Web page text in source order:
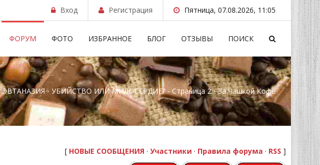
Вход Регистрация Пятница, 07.08.2026, 11:05
ФОРУМ ФОТО ИЗБРАННОЕ БЛОГ ОТЗЫВЫ ПОИСК
ЭВТАНАЗИЯ - УБИЙСТВО ИЛИ МИЛОСЕРДИЕ? - Страница 2 - За Чашкой Кофе
[ НОВЫЕ СООБЩЕНИЯ · Участники · Правила форума · RSS ]